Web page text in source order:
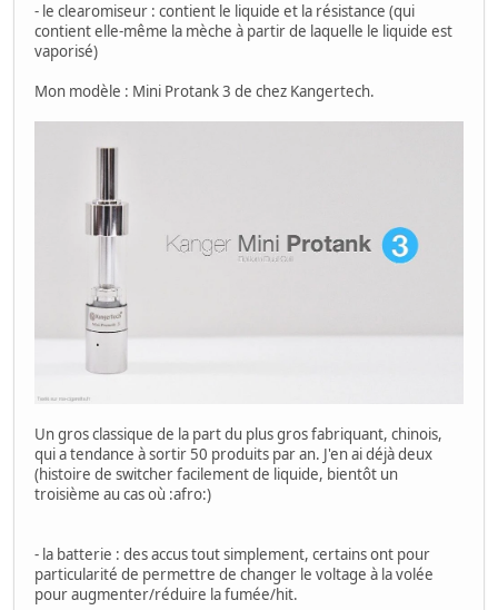
- le clearomiseur : contient le liquide et la résistance (qui
contient elle-même la mèche à partir de laquelle le liquide est
vaporisé)
Mon modèle : Mini Protank 3 de chez Kangertech.
Un gros classique de la part du plus gros fabriquant, chinois,
qui a tendance à sortir 50 produits par an. J'en ai déjà deux
(histoire de switcher facilement de liquide, bientôt un
troisième au cas où :afro:)
- la batterie : des accus tout simplement, certains ont pour
particularité de permettre de changer le voltage à la volée
pour augmenter/réduire la fumée/hit.